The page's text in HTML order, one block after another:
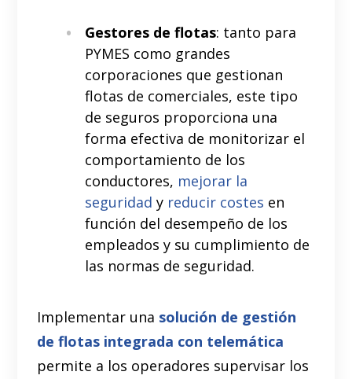
Gestores de flotas: tanto para
PYMES como grandes
corporaciones que gestionan
flotas de comerciales, este tipo
de seguros proporciona una
forma efectiva de monitorizar el
comportamiento de los
conductores, mejorar la
seguridad y reducir costes en
función del desempeño de los
empleados y su cumplimiento de
las normas de seguridad.
Implementar una solución de gestión
de flotas integrada con telemática
permite a los operadores supervisar los